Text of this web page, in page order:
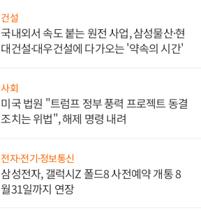
건설
국내외서 속도 붙는 원전 사업, 삼성물산·현
대건설·대우건설에 다가오는 '약속의 시간'
사회
미국 법원 "트럼프 정부 풍력 프로젝트 동결
조치는 위법", 해제 명령 내려
전자·전기·정보통신
삼성전자, 갤럭시Z 폴드8 사전예약 개통 8
월31일까지 연장